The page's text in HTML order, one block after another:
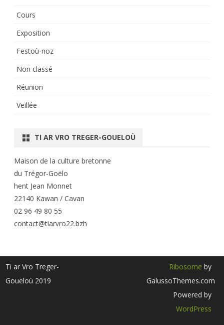
Cours
Exposition
Festoù-noz
Non classé
Réunion
Veillée
TI AR VRO TREGER-GOUELOÙ
Maison de la culture bretonne
du Trégor-Goëlo
hent Jean Monnet
22140 Kawan / Cavan
02 96 49 80 55
contact@tiarvro22.bzh
Ti ar Vro Treger-
Goueloù 2019
Ribosome by
GalussoThemes.com
Powered by
WordPress